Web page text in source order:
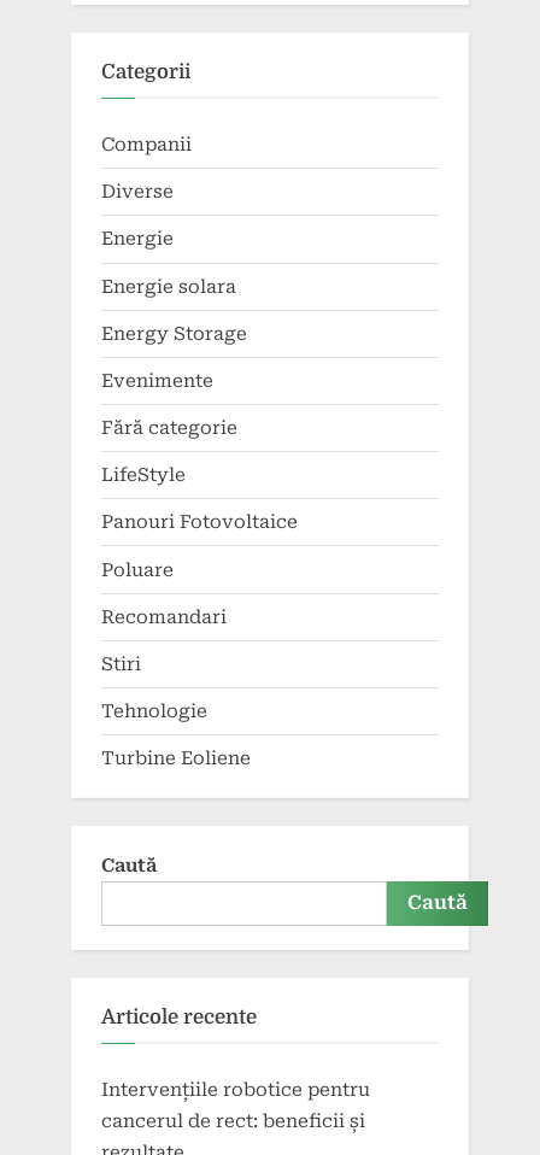
Categorii
Companii
Diverse
Energie
Energie solara
Energy Storage
Evenimente
Fără categorie
LifeStyle
Panouri Fotovoltaice
Poluare
Recomandari
Stiri
Tehnologie
Turbine Eoliene
Caută
Caută
Articole recente
Intervențiile robotice pentru
cancerul de rect: beneficii și